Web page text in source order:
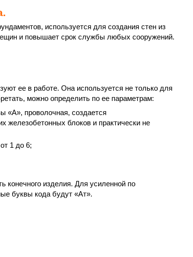
используется для создания стен из
и повышает срок службы любых сооружений.
ее в работе. Она используется не только для
можно определить по ее параметрам:
«А», проволочная, создается
железобетонных блоков и практически не
1 до 6;
конечного изделия. Для усиленной по
буквы кода будут «Ат».